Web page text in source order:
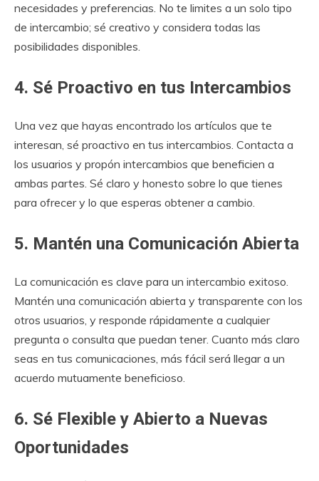
necesidades y preferencias. No te limites a un solo tipo
de intercambio; sé creativo y considera todas las
posibilidades disponibles.
4. Sé Proactivo en tus Intercambios
Una vez que hayas encontrado los artículos que te
interesan, sé proactivo en tus intercambios. Contacta a
los usuarios y propón intercambios que beneficien a
ambas partes. Sé claro y honesto sobre lo que tienes
para ofrecer y lo que esperas obtener a cambio.
5. Mantén una Comunicación Abierta
La comunicación es clave para un intercambio exitoso.
Mantén una comunicación abierta y transparente con los
otros usuarios, y responde rápidamente a cualquier
pregunta o consulta que puedan tener. Cuanto más claro
seas en tus comunicaciones, más fácil será llegar a un
acuerdo mutuamente beneficioso.
6. Sé Flexible y Abierto a Nuevas
Oportunidades